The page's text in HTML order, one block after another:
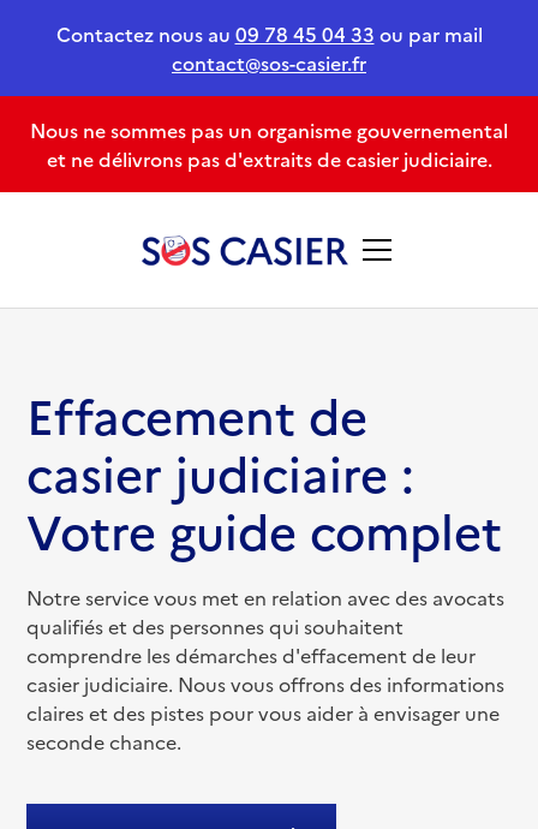
Contactez nous au 09 78 45 04 33 ou par mail
contact@sos-casier.fr
Nous ne sommes pas un organisme gouvernemental
et ne délivrons pas d'extraits de casier judiciaire.
Effacement de
casier judiciaire :
Votre guide complet
Notre service vous met en relation avec des avocats
qualifiés et des personnes qui souhaitent
comprendre les démarches d'effacement de leur
casier judiciaire. Nous vous offrons des informations
claires et des pistes pour vous aider à envisager une
seconde chance.